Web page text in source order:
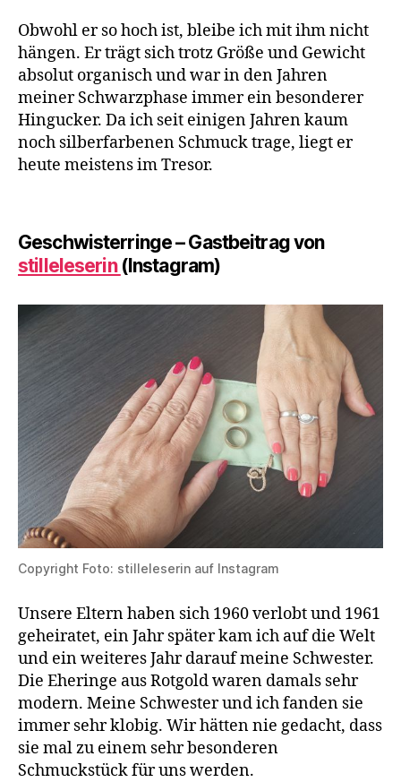
Obwohl er so hoch ist, bleibe ich mit ihm nicht
hängen. Er trägt sich trotz Größe und Gewicht
absolut organisch und war in den Jahren
meiner Schwarzphase immer ein besonderer
Hingucker. Da ich seit einigen Jahren kaum
noch silberfarbenen Schmuck trage, liegt er
heute meistens im Tresor.
Geschwisterringe – Gastbeitrag von
stilleleserin (Instagram)
Copyright Foto: stilleleserin auf Instagram
Unsere Eltern haben sich 1960 verlobt und 1961
geheiratet, ein Jahr später kam ich auf die Welt
und ein weiteres Jahr darauf meine Schwester.
Die Eheringe aus Rotgold waren damals sehr
modern. Meine Schwester und ich fanden sie
immer sehr klobig. Wir hätten nie gedacht, dass
sie mal zu einem sehr besonderen
Schmuckstück für uns werden.